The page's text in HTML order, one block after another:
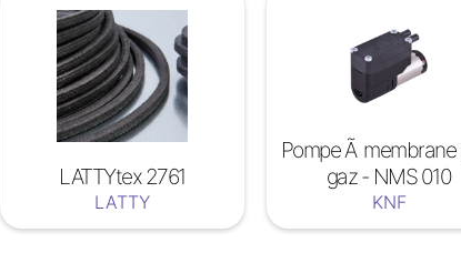
LATTYtex 2761
LATTY
Pompe Ã membrane
gaz - NMS 010
KNF